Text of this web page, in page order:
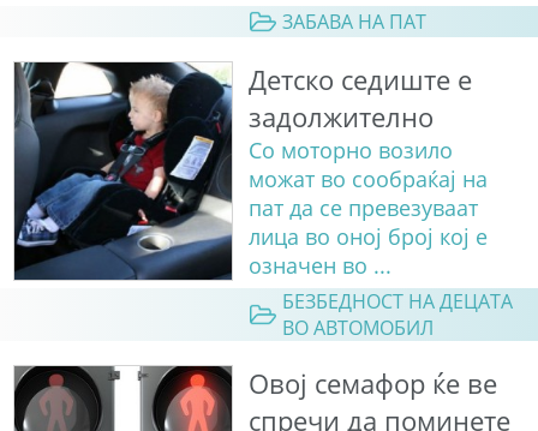
ЗАБАВА НА ПАТ
Детско седиште е
задолжително
Со моторно возило
можат во сообраќај на
пат да се превезуваат
лица во оној број кој е
означен во ...
БЕЗБЕДНОСТ НА ДЕЦАТА
ВО АВТОМОБИЛ
Овој семафор ќе ве
спречи да поминете